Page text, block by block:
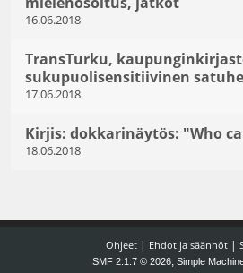
16.06.2018
TransTurku,
sukupuolisensitiivinen
17.06.2018
Kirjis: dokkarinäytös: "Who
18.06.2018
Ohjeet| Ehdot ja säännöt|
SMF 2.1.7 © 2026, Simple